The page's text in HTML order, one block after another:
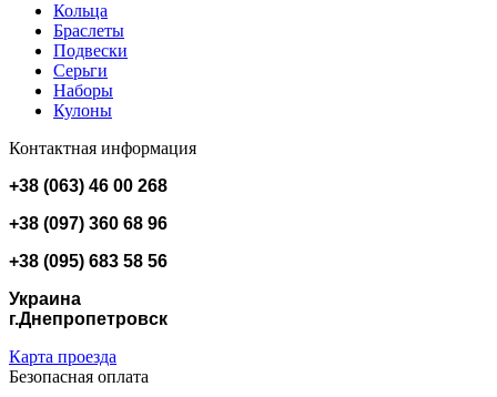
Кольца
Браслеты
Подвески
Серьги
Наборы
Кулоны
Контактная информация
+38 (063) 46 00 268
+38 (097) 360 68 96
+38 (095) 683 58 56
Украина
г.Днепропетровск
Карта проезда
Безопасная оплата